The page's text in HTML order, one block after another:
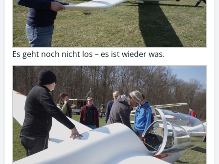
Es geht noch nicht los – es ist wieder was.